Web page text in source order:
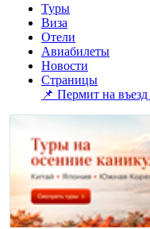
Туры
Виза
Отели
Авиабилеты
Новости
Страницы
📌 Пермит на